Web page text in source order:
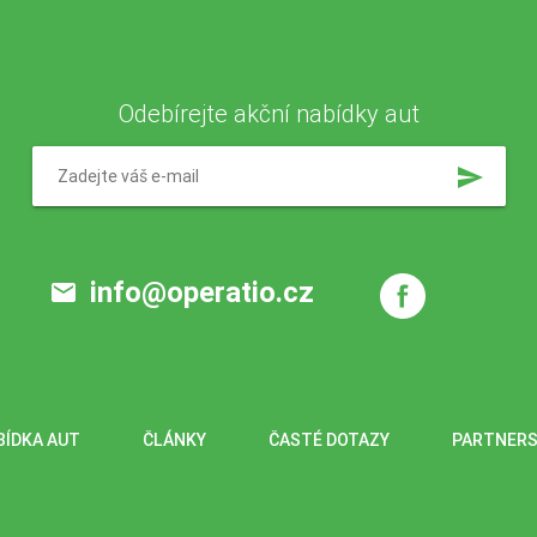
Odebírejte akční nabídky aut
send
email info@operatio.cz
AUT ČLÁNKY ČASTÉ DOTAZY